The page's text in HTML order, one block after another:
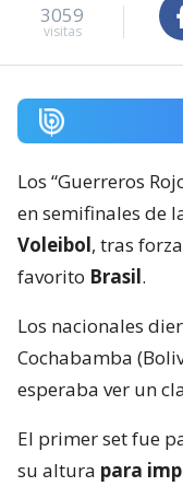
3059
visitas
Los “Guerreros
en semifinales de
Voleibol, tras
favorito Brasil.
Los nacionales
Cochabamba
esperaba ver un
El primer set fue
su altura para